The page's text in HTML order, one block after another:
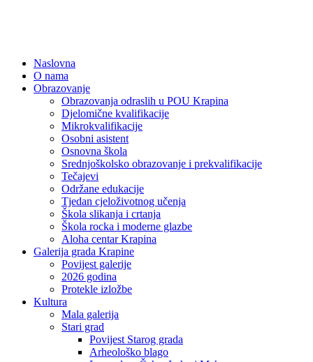
Naslovna
O nama
Obrazovanje
Obrazovanja odraslih u POU Krapina
Djelomične kvalifikacije
Mikrokvalifikacije
Osobni asistent
Osnovna škola
Srednjoškolsko obrazovanje i prekvalifikacije
Tečajevi
Održane edukacije
Tjedan cjeloživotnog učenja
Škola slikanja i crtanja
Škola rocka i moderne glazbe
Aloha centar Krapina
Galerija grada Krapine
Povijest galerije
2026 godina
Protekle izložbe
Kultura
Mala galerija
Stari grad
Povijest Starog grada
Arheološko blago